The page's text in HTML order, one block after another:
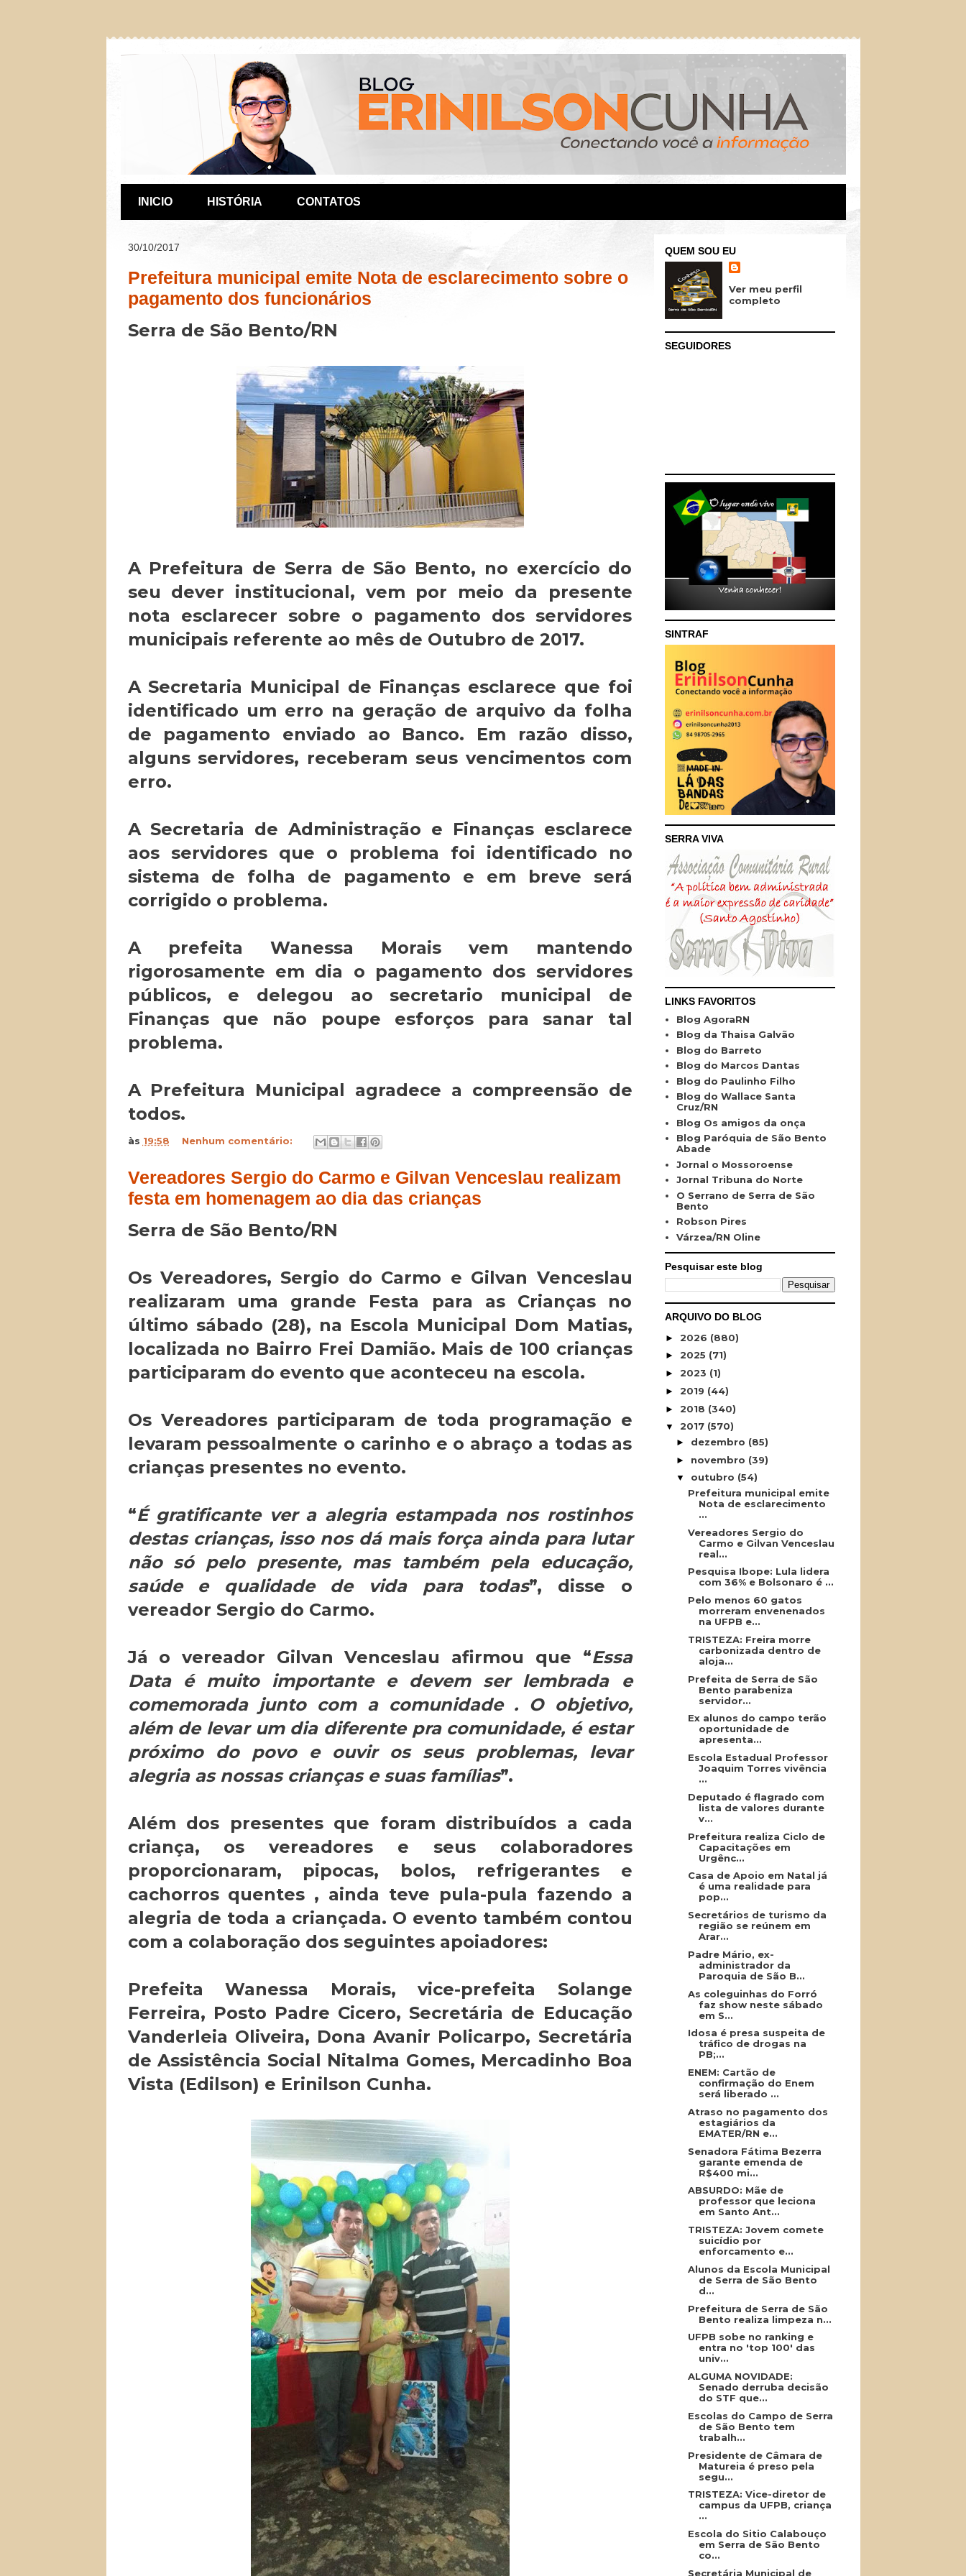
INICIO HISTÓRIA CONTATOS
30/10/2017
Prefeitura municipal emite Nota de esclarecimento sobre o
pagamento dos funcionários
Serra de São Bento/RN
A Prefeitura de Serra de São Bento, no exercício do
seu dever institucional, vem por meio da presente
nota esclarecer sobre o pagamento dos servidores
municipais referente ao mês de Outubro de 2017.
A Secretaria Municipal de Finanças esclarece que foi
identificado um erro na geração de arquivo da folha
de pagamento enviado ao Banco. Em razão disso,
alguns servidores, receberam seus vencimentos com
erro.
A Secretaria de Administração e Finanças esclarece
aos servidores que o problema foi identificado no
sistema de folha de pagamento e em breve será
corrigido o problema.
A prefeita Wanessa Morais vem mantendo
rigorosamente em dia o pagamento dos servidores
públicos, e delegou ao secretario municipal de
Finanças que não poupe esforços para sanar tal
problema.
A Prefeitura Municipal agradece a compreensão de
todos.
às 19:58 Nenhum comentário:
Vereadores Sergio do Carmo e Gilvan Venceslau realizam
festa em homenagem ao dia das crianças
Serra de São Bento/RN
Os Vereadores, Sergio do Carmo e Gilvan Venceslau
realizaram uma grande Festa para as Crianças no
último sábado (28), na Escola Municipal Dom Matias,
localizada no Bairro Frei Damião. Mais de 100 crianças
participaram do evento que aconteceu na escola.
Os Vereadores participaram de toda programação e
levaram pessoalmente o carinho e o abraço a todas as
crianças presentes no evento.
“É gratificante ver a alegria estampada nos rostinhos
destas crianças, isso nos dá mais força ainda para lutar
não só pelo presente, mas também pela educação,
saúde e qualidade de vida para todas”, disse o
vereador Sergio do Carmo.
Já o vereador Gilvan Venceslau afirmou que “Essa
Data é muito importante e devem ser lembrada e
comemorada junto com a comunidade . O objetivo,
além de levar um dia diferente pra comunidade, é estar
próximo do povo e ouvir os seus problemas, levar
alegria as nossas crianças e suas famílias”.
Além dos presentes que foram distribuídos a cada
criança, os vereadores e seus colaboradores
proporcionaram, pipocas, bolos, refrigerantes e
cachorros quentes , ainda teve pula-pula fazendo a
alegria de toda a criançada. O evento também contou
com a colaboração dos seguintes apoiadores:
Prefeita Wanessa Morais, vice-prefeita Solange
Ferreira, Posto Padre Cicero, Secretária de Educação
Vanderleia Oliveira, Dona Avanir Policarpo, Secretária
de Assistência Social Nitalma Gomes, Mercadinho Boa
Vista (Edilson) e Erinilson Cunha.
QUEM SOU EU
Ver meu perfil
completo
SEGUIDORES
SINTRAF
SERRA VIVA
LINKS FAVORITOS
Blog AgoraRN
Blog da Thaisa Galvão
Blog do Barreto
Blog do Marcos Dantas
Blog do Paulinho Filho
Blog do Wallace Santa
Cruz/RN
Blog Os amigos da onça
Blog Paróquia de São Bento
Abade
Jornal o Mossoroense
Jornal Tribuna do Norte
O Serrano de Serra de São
Bento
Robson Pires
Várzea/RN Oline
Pesquisar este blog
ARQUIVO DO BLOG
► 2026 (880)
► 2025 (71)
► 2023 (1)
► 2019 (44)
► 2018 (340)
▼ 2017 (570)
► dezembro (85)
► novembro (39)
▼ outubro (54)
Prefeitura municipal emite
Nota de esclarecimento
...
Vereadores Sergio do
Carmo e Gilvan Venceslau
real...
Pesquisa Ibope: Lula lidera
com 36% e Bolsonaro é ...
Pelo menos 60 gatos
morreram envenenados
na UFPB e...
TRISTEZA: Freira morre
carbonizada dentro de
aloja...
Prefeita de Serra de São
Bento parabeniza
servidor...
Ex alunos do campo terão
oportunidade de
apresenta...
Escola Estadual Professor
Joaquim Torres vivência
...
Deputado é flagrado com
lista de valores durante
v...
Prefeitura realiza Ciclo de
Capacitações em
Urgênc...
Casa de Apoio em Natal já
é uma realidade para
pop...
Secretários de turismo da
região se reúnem em
Arar...
Padre Mário, ex-
administrador da
Paroquia de São B...
As coleguinhas do Forró
faz show neste sábado
em S...
Idosa é presa suspeita de
tráfico de drogas na
PB;...
ENEM: Cartão de
confirmação do Enem
será liberado ...
Atraso no pagamento dos
estagiários da
EMATER/RN e...
Senadora Fátima Bezerra
garante emenda de
R$400 mi...
ABSURDO: Mãe de
professor que leciona
em Santo Ant...
TRISTEZA: Jovem comete
suicídio por
enforcamento e...
Alunos da Escola Municipal
de Serra de São Bento
d...
Prefeitura de Serra de São
Bento realiza limpeza n...
UFPB sobe no ranking e
entra no 'top 100' das
univ...
ALGUMA NOVIDADE:
Senado derruba decisão
do STF que...
Escolas do Campo de Serra
de São Bento tem
trabalh...
Presidente de Câmara de
Matureia é preso pela
segu...
TRISTEZA: Vice-diretor de
campus da UFPB, criança
...
Escola do Sitio Calabouço
em Serra de São Bento
co...
Secretária Municipal de